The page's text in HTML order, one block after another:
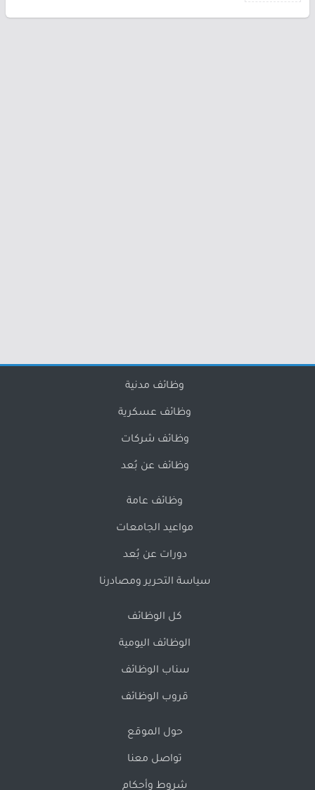
وظائف مدنية
وظائف عسكرية
وظائف شركات
وظائف عن بُعد
وظائف عامة
مواعيد الجامعات
دورات عن بُعد
سياسة التحرير ومصادرنا
كل الوظائف
الوظائف اليومية
سناب الوظائف
قروب الوظائف
حول الموقع
تواصل معنا
شروط وأحكام